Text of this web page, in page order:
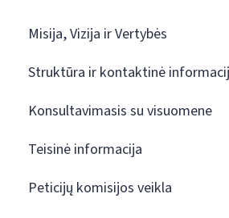
Misija, Vizija ir Vertybės
Struktūra ir kontaktinė
Konsultavimasis su visuomene
Teisinė informacija
Peticijų komisijos veikla